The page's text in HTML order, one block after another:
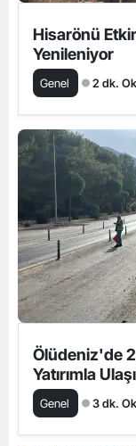
Hisarönü
Yenileniyor
Genel 2 dk.
Ölüdeniz'de
Yatırımla
Genel 3 dk.